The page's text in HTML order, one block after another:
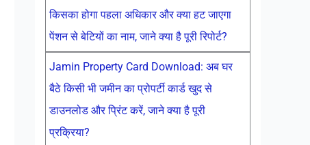
किसका होगा पहला अधिकार और क्या हट जाएगा
पेंशन से बेटियों का नाम, जाने क्या है पूरी रिपोर्ट?
Jamin Property Card Download: अब घर
बैठे किसी भी जमीन का प्रोपर्टी कार्ड खुद से
डाउनलोड और प्रिंट करें, जाने क्या है पूरी
प्रक्रिया?